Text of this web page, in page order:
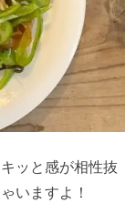
ッと感が相性抜
いますよ！